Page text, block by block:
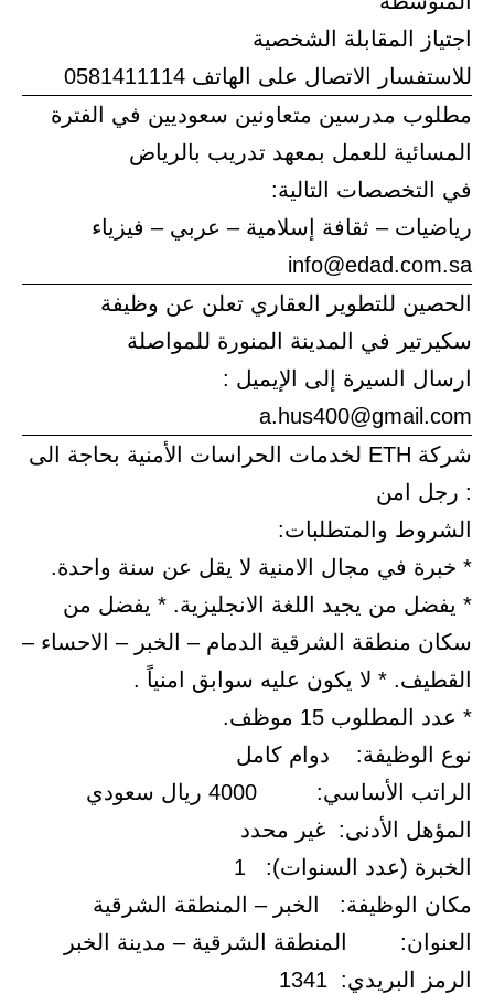
اجتياز المقابلة الشخصية
للاستفسار الاتصال على الهاتف 0581411114
مطلوب مدرسين متعاونين سعوديين في الفترة
المسائية للعمل بمعهد تدريب بالرياض
في التخصصات التالية:
رياضيات – ثقافة إسلامية – عربي – فيزياء
info@edad.com.sa
الحصين للتطوير العقاري تعلن عن وظيفة
سكيرتير في المدينة المنورة للمواصلة
ارسال السيرة إلى الإيميل :
a.hus400@gmail.com
شركة ETH لخدمات الحراسات الأمنية بحاجة الى
: رجل امن
الشروط والمتطلبات:
* خبرة في مجال الامنية لا يقل عن سنة واحدة.
* يفضل من يجيد اللغة الانجليزية. * يفضل من
سكان منطقة الشرقية الدمام – الخبر – الاحساء –
القطيف. * لا يكون عليه سوابق امنياً .
* عدد المطلوب 15 موظف.
نوع الوظيفة: دوام كامل
الراتب الأساسي: 4000 ريال سعودي
المؤهل الأدنى: غير محدد
الخبرة (عدد السنوات): 1
مكان الوظيفة: الخبر – المنطقة الشرقية
العنوان: المنطقة الشرقية – مدينة الخبر
الرمز البريدي: 1341